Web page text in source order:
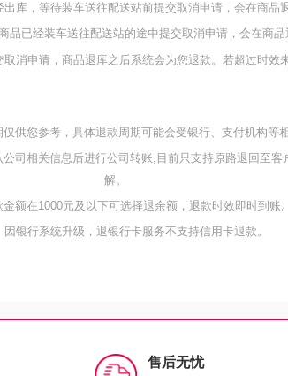
库，等待装车送往配送站前提交取消申请，会在商品
品已经装车送往配送站的途中提交取消申请，会在商品
消申请，商品退库之后系统会为您退款。若超过时效
仅供您参考，具体退款周期可能会受银行、支付机构等
司相关信息后进行公司转账,目前只支持原路退回至
解。
金额在1000元及以下可选择退余额，退款时效即时到账。
因银行系统升级，退银行卡服务不支持信用卡退款。
售后无忧